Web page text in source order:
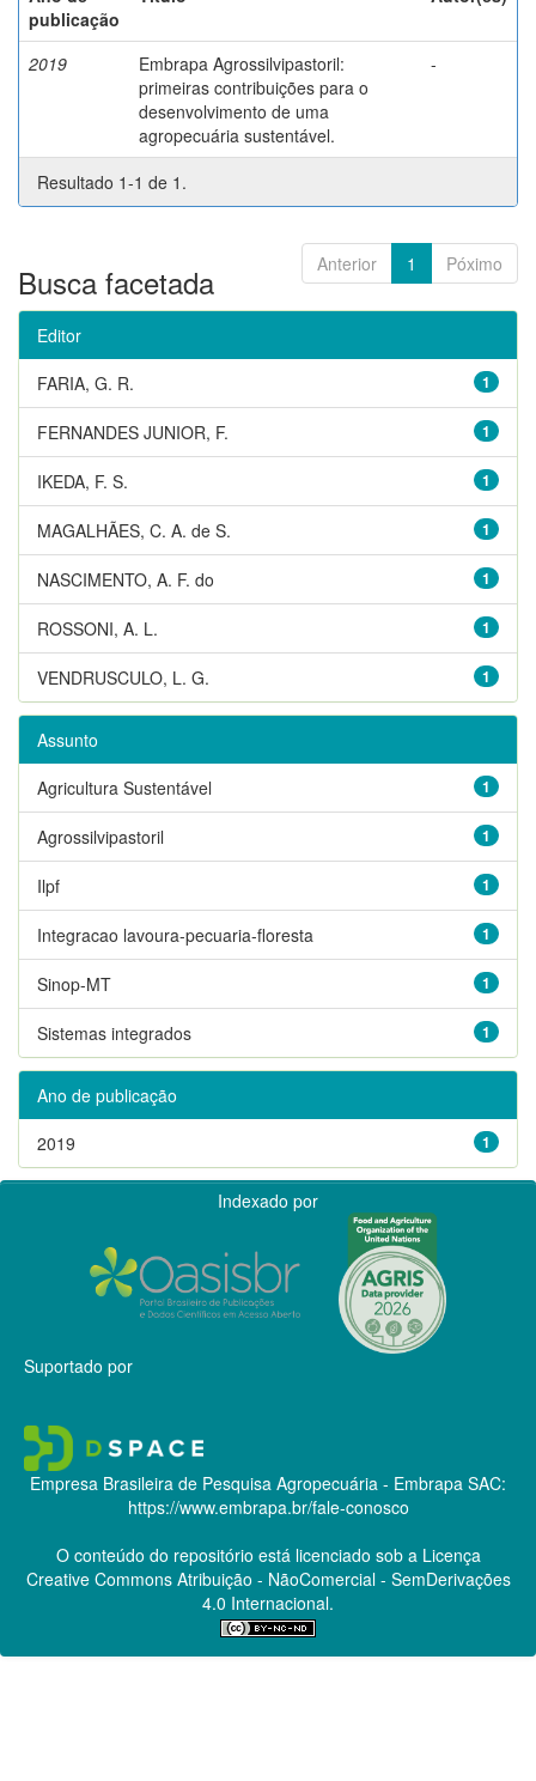
publicação
2019
Embrapa Agrossilvipastoril:
primeiras contribuições para o
desenvolvimento de uma
agropecuária sustentável.
-
Resultado 1-1 de 1.
Anterior 1 Póximo
Busca facetada
Editor
1
FARIA, G. R.
1
FERNANDES JUNIOR, F.
1
IKEDA, F. S.
1
MAGALHÃES, C. A. de S.
1
NASCIMENTO, A. F. do
1
ROSSONI, A. L.
1
VENDRUSCULO, L. G.
Assunto
1
Agricultura Sustentável
1
Agrossilvipastoril
1
Ilpf
1
Integracao lavoura-pecuaria-floresta
1
Sinop-MT
1
Sistemas integrados
Ano de publicação
1
2019
Indexado por
Suportado por
Empresa Brasileira de Pesquisa Agropecuária - Embrapa SAC:
https://www.embrapa.br/fale-conosco
O conteúdo do repositório está licenciado sob a Licença
Creative CommonsAtribuição - NãoComercial - SemDerivações
4.0 Internacional.